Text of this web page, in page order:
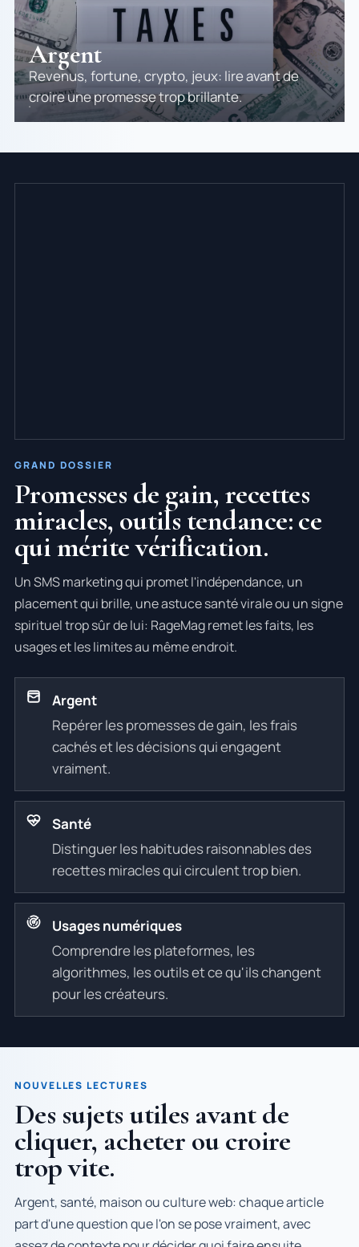
Argent
Revenus, fortune, crypto, jeux: lire avant de
croire une promesse trop brillante.
GRAND DOSSIER
Promesses de gain, recettes
miracles, outils tendance: ce
qui mérite vérification.
Un SMS marketing qui promet l'indépendance, un
placement qui brille, une astuce santé virale ou un signe
spirituel trop sûr de lui: RageMag remet les faits, les
usages et les limites au même endroit.
Argent
Repérer les promesses de gain, les frais
cachés et les décisions qui engagent
vraiment.
Santé
Distinguer les habitudes raisonnables des
recettes miracles qui circulent trop bien.
Usages numériques
Comprendre les plateformes, les
algorithmes, les outils et ce qu'ils changent
pour les créateurs.
NOUVELLES LECTURES
Des sujets utiles avant de
cliquer, acheter ou croire
trop vite.
Argent, santé, maison ou culture web: chaque article
part d'une question que l'on se pose vraiment, avec